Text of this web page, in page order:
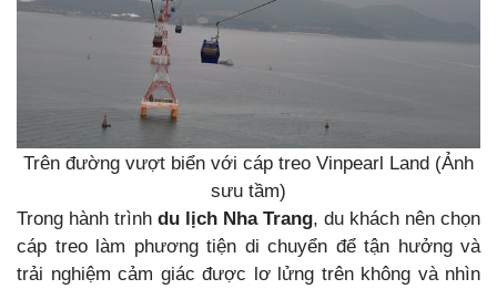
Trên đường vượt biển với cáp treo Vinpearl Land (Ảnh
sưu tầm)
Trong hành trình du lịch Nha Trang, du khách nên chọn
cáp treo làm phương tiện di chuyển để tận hưởng và
trải nghiệm cảm giác được lơ lửng trên không và nhìn